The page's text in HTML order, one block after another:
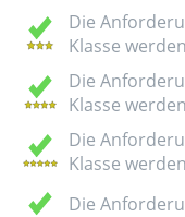
Die
Klasse
Die
Klasse
Die
Klasse
Die